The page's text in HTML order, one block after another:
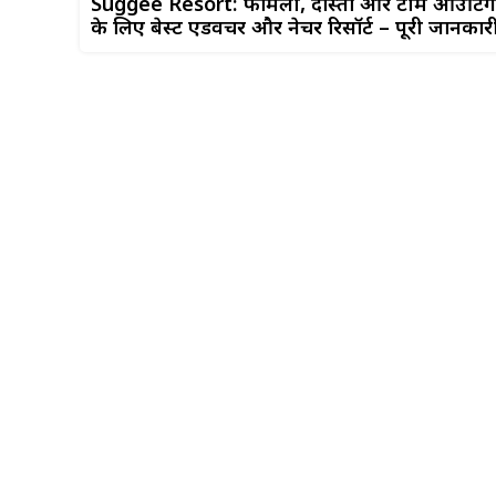
Suggee Resort: फैमिली, दोस्तों और टीम आउटिंग
के लिए बेस्ट एडवेंचर और नेचर रिसॉर्ट – पूरी